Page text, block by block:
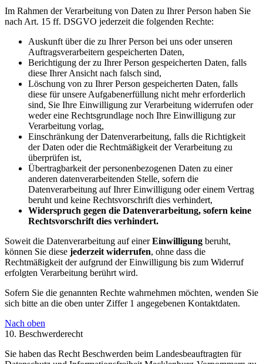
Im Rahmen der Verarbeitung von Daten zu Ihrer Person haben Sie
nach Art. 15 ff. DSGVO jederzeit die folgenden Rechte:
Auskunft über die zu Ihrer Person bei uns oder unseren
Auftragsverarbeitern gespeicherten Daten,
Berichtigung der zu Ihrer Person gespeicherten Daten, falls
diese Ihrer Ansicht nach falsch sind,
Löschung von zu Ihrer Person gespeicherten Daten, falls
diese für unsere Aufgabenerfüllung nicht mehr erforderlich
sind, Sie Ihre Einwilligung zur Verarbeitung widerrufen oder
weder eine Rechtsgrundlage noch Ihre Einwilligung zur
Verarbeitung vorlag,
Einschränkung der Datenverarbeitung, falls die Richtigkeit
der Daten oder die Rechtmäßigkeit der Verarbeitung zu
überprüfen ist,
Übertragbarkeit der personenbezogenen Daten zu einer
anderen datenverarbeitenden Stelle, sofern die
Datenverarbeitung auf Ihrer Einwilligung oder einem Vertrag
beruht und keine Rechtsvorschrift dies verhindert,
Widerspruch gegen die Datenverarbeitung, sofern keine
Rechtsvorschrift dies verhindert.
Soweit die Datenverarbeitung auf einerEinwilligung beruht,
können Sie diese jederzeit widerrufen, ohne dass die
Rechtmäßigkeit der aufgrund der Einwilligung bis zum Widerruf
erfolgten Verarbeitung berührt wird.
Sofern Sie die genannten Rechte wahrnehmen möchten, wenden Sie
sich bitte an die oben unter Ziffer 1 angegebenen Kontaktdaten.
Nach oben
10. Beschwerderecht
Sie haben das Recht Beschwerden beim Landesbeauftragten für